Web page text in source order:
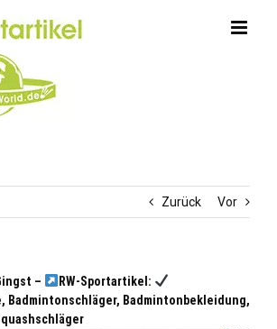
Zurück Vor
–
RW-Sportartikel:
Badmintonschläger, Badmintonbekleidung,